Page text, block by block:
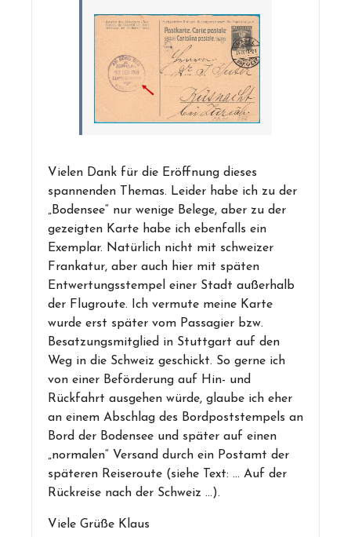
Vielen Dank für die Eröffnung dieses
spannenden Themas. Leider habe ich zu der
„Bodensee“ nur wenige Belege, aber zu der
gezeigten Karte habe ich ebenfalls ein
Exemplar. Natürlich nicht mit schweizer
Frankatur, aber auch hier mit späten
Entwertungsstempel einer Stadt außerhalb
der Flugroute. Ich vermute meine Karte
wurde erst später vom Passagier bzw.
Besatzungsmitglied in Stuttgart auf den
Weg in die Schweiz geschickt. So gerne ich
von einer Beförderung auf Hin- und
Rückfahrt ausgehen würde, glaube ich eher
an einem Abschlag des Bordpoststempels an
Bord der Bodensee und später auf einen
„normalen“ Versand durch ein Postamt der
späteren Reiseroute (siehe Text: … Auf der
Rückreise nach der Schweiz …).
Viele Grüße Klaus